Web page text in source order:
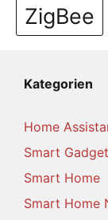
ZigBee
Kategorien
Home
Smart
Smart Home
Smart Home